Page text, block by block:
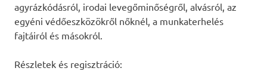
agyrázkódásról, irodai levegőminőségről, alvásról, az
egyéni védőeszközökről nőknél, a munkaterhelés
fajtáiról és másokról.
Részletek és regisztráció: